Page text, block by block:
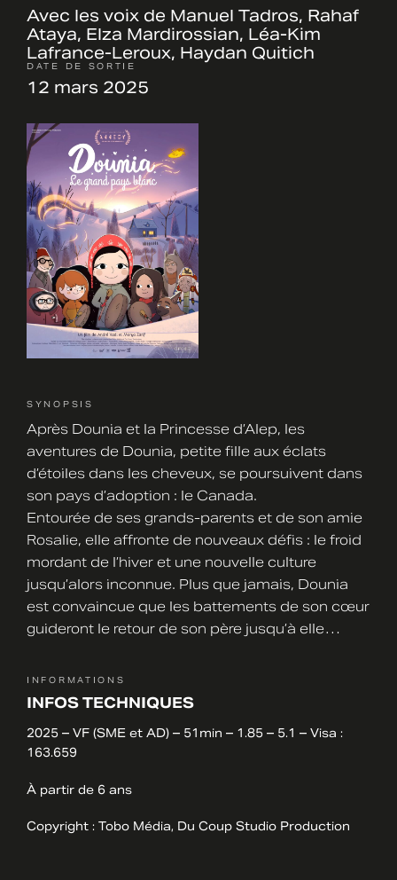
Avec les voix de Manuel Tadros, Rahaf
Ataya, Elza Mardirossian, Léa-Kim
Lafrance-Leroux, Haydan Quitich
DATE DE SORTIE
12 mars 2025
SYNOPSIS
Après Dounia et la Princesse d’Alep, les
aventures de Dounia, petite fille aux éclats
d’étoiles dans les cheveux, se poursuivent dans
son pays d’adoption : le Canada.
Entourée de ses grands-parents et de son amie
Rosalie, elle affronte de nouveaux défis : le froid
mordant de l’hiver et une nouvelle culture
jusqu’alors inconnue. Plus que jamais, Dounia
est convaincue que les battements de son cœur
guideront le retour de son père jusqu’à elle…
INFORMATIONS
INFOS TECHNIQUES
2025 – VF (SME et AD) – 51min – 1.85 – 5.1 – Visa :
163.659
À partir de 6 ans
Copyright : Tobo Média, Du Coup Studio Production